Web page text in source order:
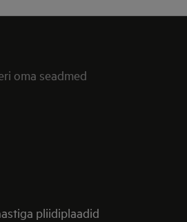
oma seadmed
pliidiplaadid